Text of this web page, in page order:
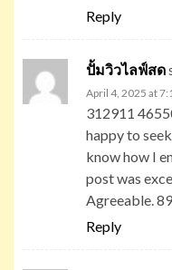
Reply
ปั้มวิวไลฟ์สด
April 4, 2025 at
312911
happy to
know how I
post was
Agreeable.
Reply